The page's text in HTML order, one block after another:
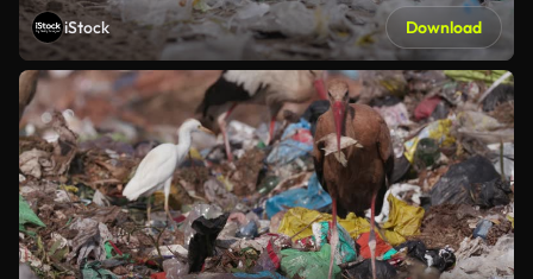
iStock Download